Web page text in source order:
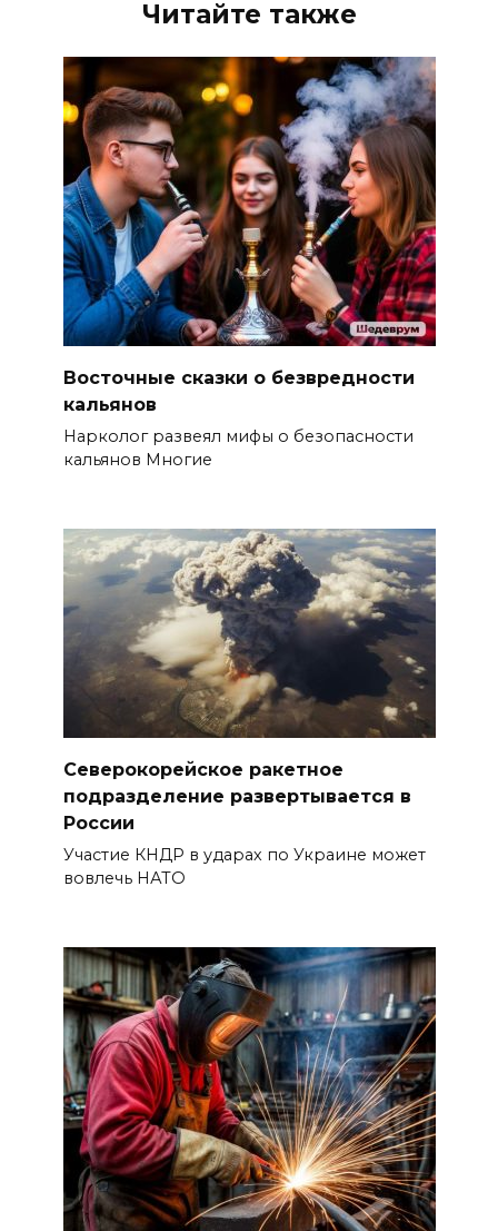
Читайте также
Восточные сказки о безвредности
кальянов
Нарколог развеял мифы о безопасности
кальянов Многие
Северокорейское ракетное
подразделение развертывается в
России
Участие КНДР в ударах по Украине может
вовлечь НАТО